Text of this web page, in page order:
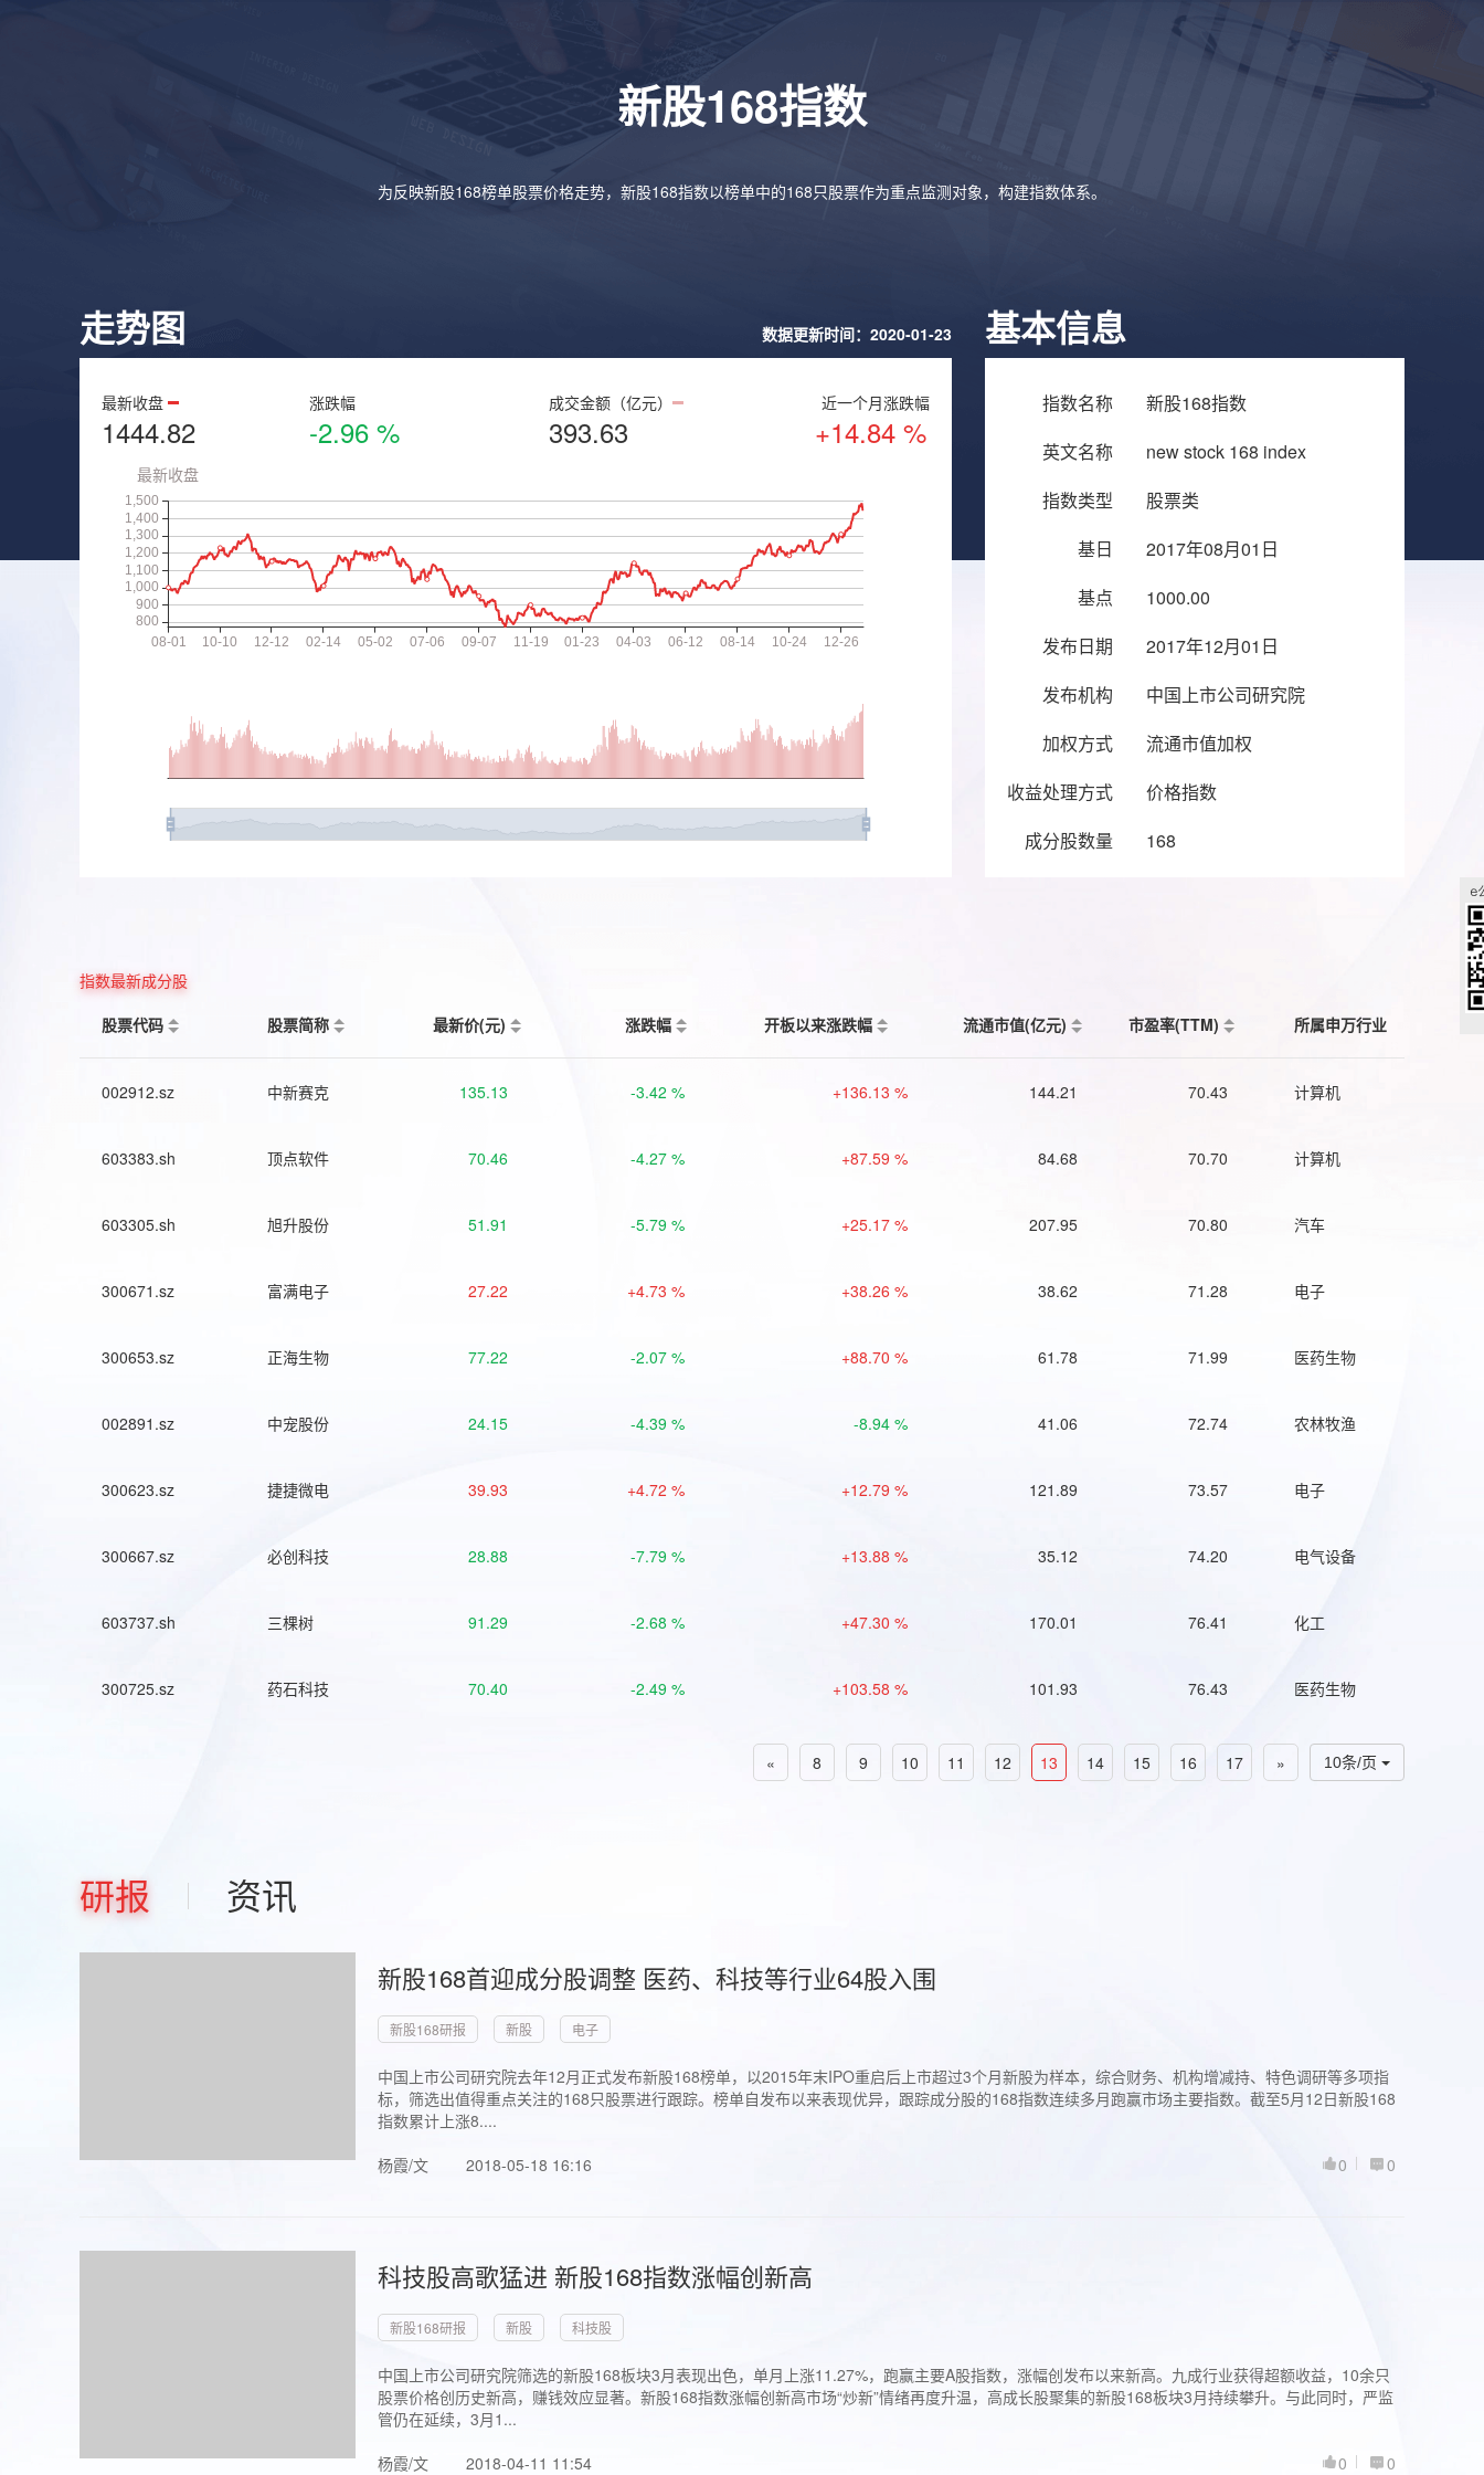
新股168指数
为反映新股168榜单股票价格走势，新股168指数以榜单中的168只股票作为重点监测对象，构建指数体系。
走势图 数据更新时间：2020-01-23
最新收盘
1444.82
涨跌幅
-2.96 %
成交金额（亿元）
393.63
近一个月涨跌幅
+14.84 %
基本信息
指数名称
新股168指数
英文名称
new stock 168 index
指数类型
股票类
基日
2017年08月01日
基点
1000.00
发布日期
2017年12月01日
发布机构
中国上市公司研究院
加权方式
流通市值加权
收益处理方式
价格指数
成分股数量
168
指数最新成分股
股票代码
股票简称 最新价(元) 涨跌幅 开板以来涨跌幅 流通市值(亿元) 市盈率(TTM) 所属申万行业
002912.sz 中新赛克 135.13 -3.42 % +136.13 % 144.21 70.43 计算机
603383.sh 顶点软件 70.46 -4.27 % +87.59 % 84.68 70.70 计算机
603305.sh 旭升股份 51.91 -5.79 % +25.17 % 207.95 70.80 汽车
300671.sz 富满电子 27.22 +4.73 % +38.26 % 38.62 71.28 电子
300653.sz 正海生物 77.22 -2.07 % +88.70 % 61.78 71.99 医药生物
002891.sz 中宠股份 24.15 -4.39 % -8.94 % 41.06 72.74 农林牧渔
300623.sz 捷捷微电 39.93 +4.72 % +12.79 % 121.89 73.57 电子
300667.sz 必创科技 28.88 -7.79 % +13.88 % 35.12 74.20 电气设备
603737.sh 三棵树 91.29 -2.68 % +47.30 % 170.01 76.41 化工
300725.sz 药石科技 70.40 -2.49 % +103.58 % 101.93 76.43 医药生物
10条/页
« 8 9 10 11 12 13 14 15 16 17 »
研报 资讯
新股168首迎成分股调整 医药、科技等行业64股入围
新股168研报 新股 电子
中国上市公司研究院去年12月正式发布新股168榜单，以2015年末IPO重启后上市超过3个月新股为样本，综合财务、机构增减持、特色调研等多项指
标，筛选出值得重点关注的168只股票进行跟踪。榜单自发布以来表现优异，跟踪成分股的168指数连续多月跑赢市场主要指数。截至5月12日新股168
指数累计上涨8....
杨霞/文
2018-05-18 16:16 0
0
科技股高歌猛进 新股168指数涨幅创新高
新股168研报 新股 科技股
中国上市公司研究院筛选的新股168板块3月表现出色，单月上涨11.27%，跑赢主要A股指数，涨幅创发布以来新高。九成行业获得超额收益，10余只
股票价格创历史新高，赚钱效应显著。新股168指数涨幅创新高市场“炒新”情绪再度升温，高成长股聚集的新股168板块3月持续攀升。与此同时，严监
管仍在延续，3月1...
杨霞/文
2018-04-11 11:54 0
0